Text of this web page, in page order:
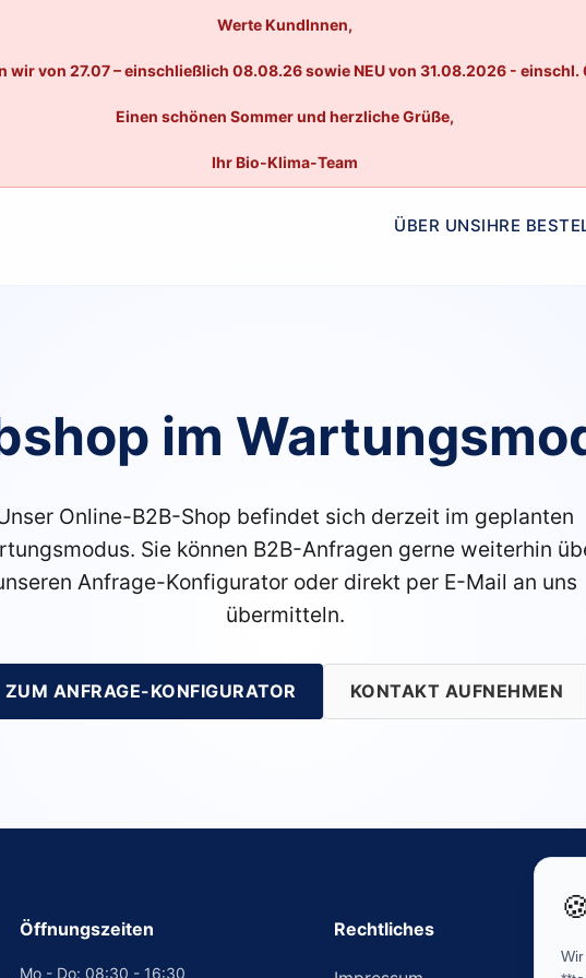
Werte KundInnen,
wir von 27.07 – einschließlich 08.08.26 sowie NEU von 31.08.2026 -
Einen schönen Sommer und herzliche Grüße,
Ihr Bio-Klima-Team
ÜBER UNSIHRE
im
Online-B2B-Shop befindet sich derzeit im geplanten
Sie können B2B-Anfragen gerne weiterhin
Anfrage-Konfigurator oder direkt per E-Mail an uns
übermitteln.
ZUM ANFRAGE-KONFIGURATOR KONTAKT AUFNEHMEN
Öffnungszeiten
Mo - Do: 08:30 - 16:30
Rechtliches